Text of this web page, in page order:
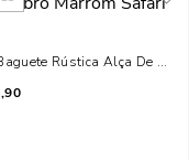
Rústica Alça De